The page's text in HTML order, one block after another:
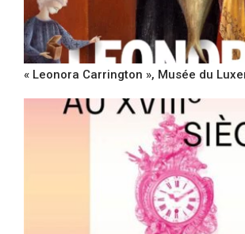
« Leonora Carrington », Musée du